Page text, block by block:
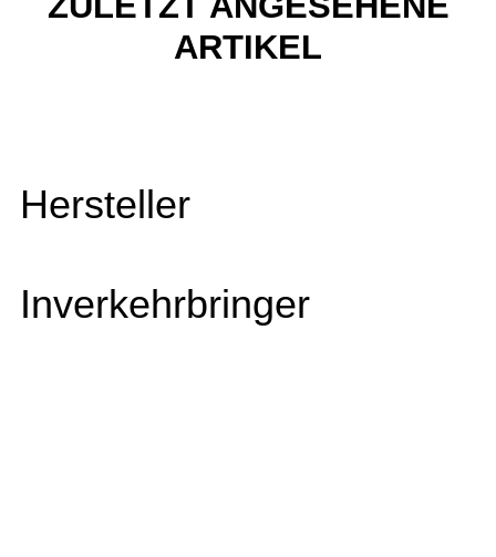
ARTIKEL
Hersteller
Inverkehrbringer